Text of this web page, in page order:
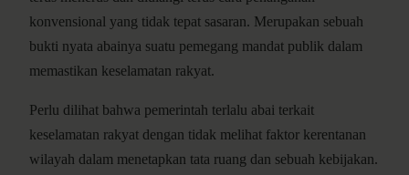
konvensional yang tidak tepat sasaran. Merupakan sebuah
bukti nyata abainya suatu pemegang mandat publik dalam
memastikan keselamatan rakyat.
Perlu dilihat bahwa pemerintah terlalu abai terkait
keselamatan rakyat dengan tidak melihat faktor kerentanan
wilayah dalam menetapkan tata ruang dan sebuah kebijakan.